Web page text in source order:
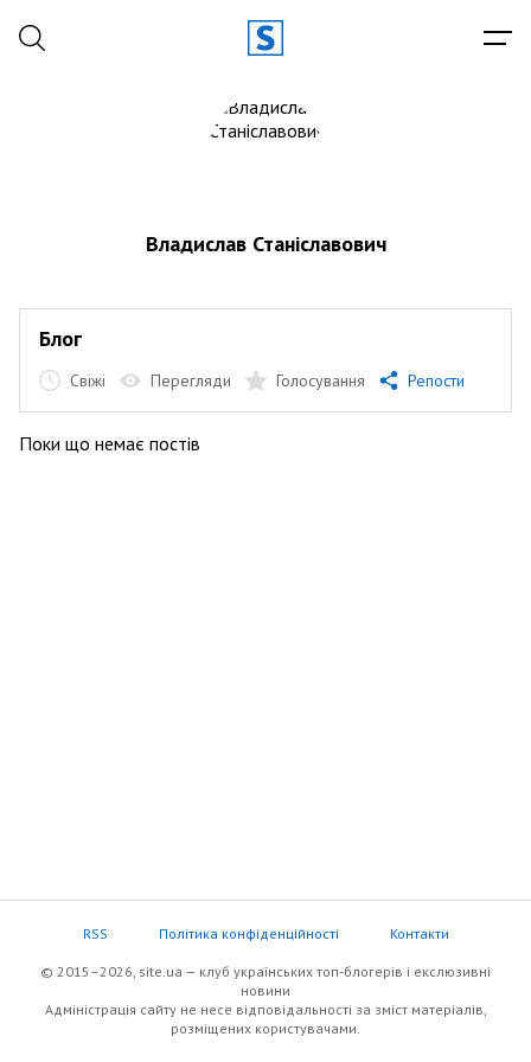
Владислав Станіславович
Блог
Свіжі Перегляди Голосування Репости
Поки що немає постів
RSS Політика конфіденційності Контакти
© 2015–2026, site.ua — клуб українських топ-блогерів i екслюзивнi
новини
Адміністрація сайту не несе відповідальності за зміст матеріалів,
розміщених користувачами.